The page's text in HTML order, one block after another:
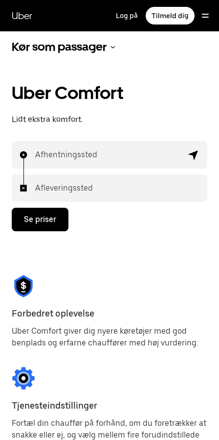
hovedindhold
Uber Log på Tilmeld dig
Kør som passager
Uber Comfort
Lidt ekstra komfort.
Afhentningssted
Afleveringssted
Se priser
Forbedret oplevelse
Uber Comfort giver dig nyere køretøjer med god
benplads og erfarne chauffører med høj vurdering.
Tjenesteindstillinger
Fortæl din chauffør på forhånd, om du foretrækker at
snakke eller ej, og vælg mellem fire forudindstillede